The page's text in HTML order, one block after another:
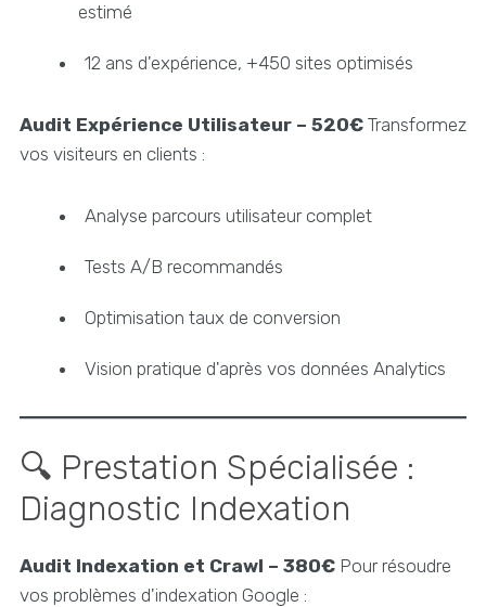
estimé
12 ans d'expérience, +450 sites optimisés
Audit Expérience Utilisateur – 520€Transformez
vos visiteurs en clients :
Analyse parcours utilisateur complet
Tests A/B recommandés
Optimisation taux de conversion
Vision pratique d'après vos données Analytics
🔍 Prestation Spécialisée :
Diagnostic Indexation
Audit Indexation et Crawl – 380€Pour résoudre
vos problèmes d'indexation Google :